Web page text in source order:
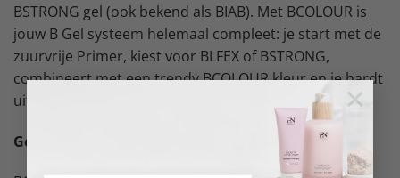
×
BSTRONG gel (ook bekend als BIAB). Met BCOLOUR is
jouw B Gel systeem helemaal compleet: je start met de
zuurvrije Primer, kiest voor BLFEX of BSTRONG,
combineert met een trendy BCOLOUR kleur en je hardt
uit in de Smart Light voor een WAUW glans.
Good To Know